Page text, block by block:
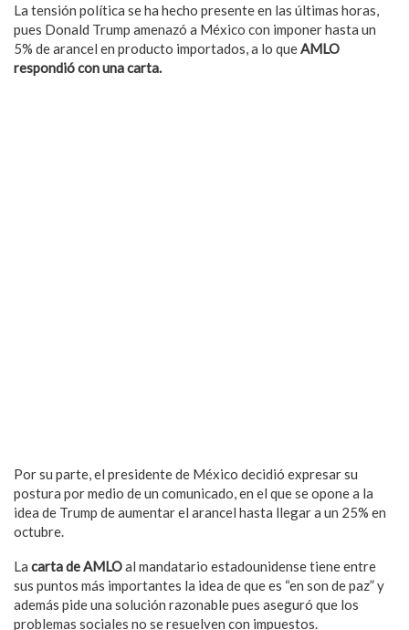
La tensión política se ha hecho presente en las últimas horas,
pues Donald Trump amenazó a México con imponer hasta un
5% de arancel en producto importados, a lo queAMLO
respondió con una carta.
Por su parte, el presidente de México decidió expresar su
postura por medio de un comunicado, en el que se opone a la
idea de Trump de aumentar el arancel hasta llegar a un 25% en
octubre.
La carta de AMLOal mandatario estadounidense tiene entre
sus puntos más importantes la idea de que es “en son de paz” y
además pide una solución razonable pues aseguró que los
problemas sociales no se resuelven con impuestos.